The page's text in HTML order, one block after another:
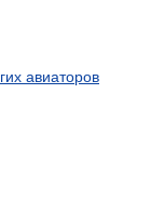
авиаторов